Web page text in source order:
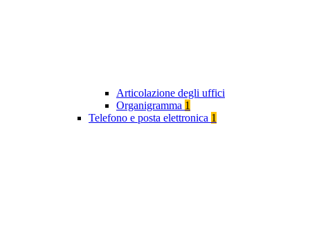
Articolazione degli uffici
Organigramma 1
Telefono e posta elettronica 1